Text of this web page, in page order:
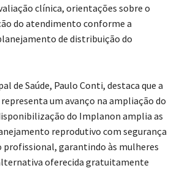
clínica, orientações sobre o
do atendimento conforme a
de distribuição do
de Saúde, Paulo Conti, destaca que a
um avanço na ampliação do
do Implanon amplia as
reprodutivo com segurança
profissional, garantindo às mulheres
oferecida gratuitamente